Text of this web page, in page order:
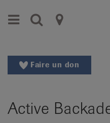
vers
au
Aller
Changer
Faire un don
Active
Menu Recherche
Ligues
contre
le
|